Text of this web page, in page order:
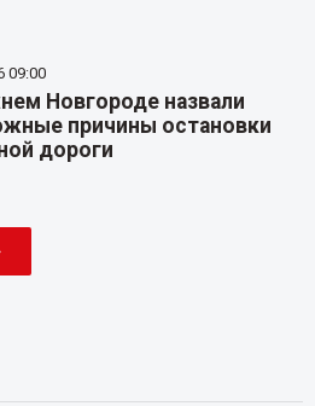
09:00
Новгороде назвали
причины остановки
дороги